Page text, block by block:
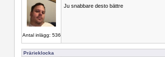
Antal inlägg: 536
Ju snabbare desto bättre
Prärieklocka